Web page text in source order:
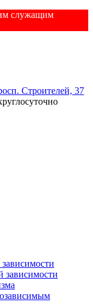
служащим
Строителей, 37
зависимости